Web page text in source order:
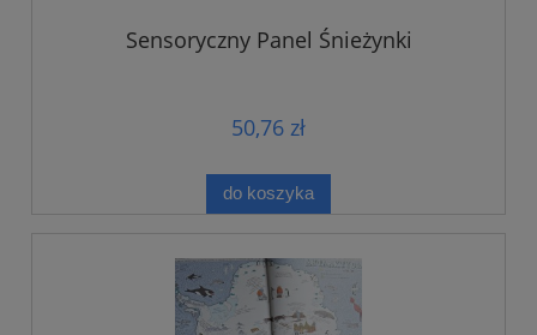
Sensoryczny Panel Śnieżynki
50,76 zł
do koszyka